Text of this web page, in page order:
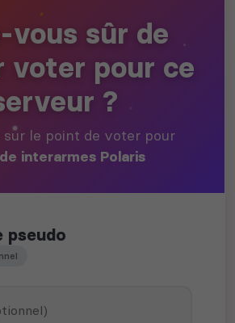
vous sûr de
voter pour ce
?
sur le point de voter pour
interarmes Polaris
pseudo